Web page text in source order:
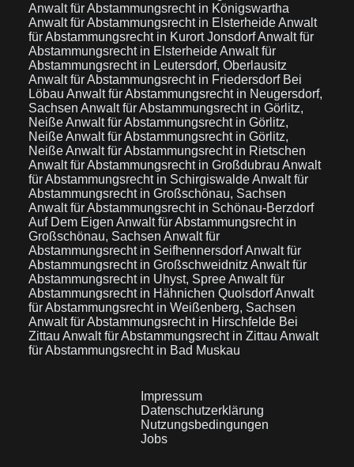
Anwalt für Abstammungsrecht in Königswartha
Anwalt für Abstammungsrecht in ElsterheideAnwalt
für Abstammungsrecht in Kurort JonsdorfAnwalt für
Abstammungsrecht in ElsterheideAnwalt für
Abstammungsrecht in Leutersdorf, Oberlausitz
Anwalt für Abstammungsrecht in Friedersdorf Bei
Löbau Anwalt für Abstammungsrecht in Neugersdorf,
Sachsen Anwalt für Abstammungsrecht in Görlitz,
NeißeAnwalt für Abstammungsrecht in Görlitz,
NeißeAnwalt für Abstammungsrecht in Görlitz,
NeißeAnwalt für Abstammungsrecht in Rietschen
Anwalt für Abstammungsrecht in Großdubrau Anwalt
für Abstammungsrecht in SchirgiswaldeAnwalt für
Abstammungsrecht in Großschönau, Sachsen
Anwalt für Abstammungsrecht in Schönau-Berzdorf
Auf Dem Eigen Anwalt für Abstammungsrecht in
Großschönau, Sachsen Anwalt für
Abstammungsrecht in SeifhennersdorfAnwalt für
Abstammungsrecht in Großschweidnitz Anwalt für
Abstammungsrecht in Uhyst, SpreeAnwalt für
Abstammungsrecht in Hähnichen QuolsdorfAnwalt
für Abstammungsrecht in Weißenberg, Sachsen
Anwalt für Abstammungsrecht in Hirschfelde Bei
Zittau Anwalt für Abstammungsrecht in Zittau Anwalt
für Abstammungsrecht in Bad Muskau
Impressum
Datenschutzerklärung
Nutzungsbedingungen
Jobs